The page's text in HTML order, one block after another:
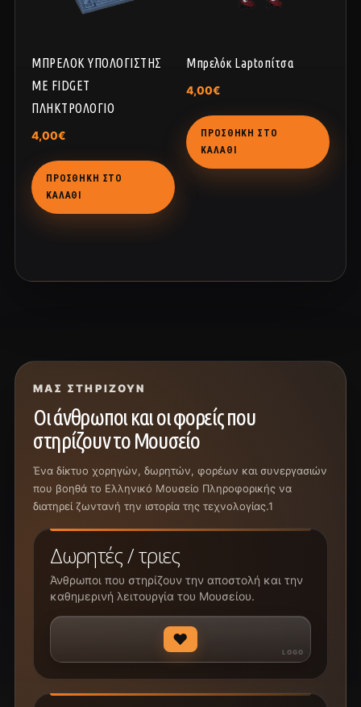
ΜΠΡΕΛΟΚ ΥΠΟΛΟΓΙΣΤΗΣ
ΜΕ FIDGET
ΠΛΗΚΤΡΟΛΟΓΙΟ
4,00€
ΠΡΟΣΘΉΚΗ ΣΤΟ
ΚΑΛΆΘΙ
Μπρελόκ Laptoπίτσα
4,00€
ΠΡΟΣΘΉΚΗ ΣΤΟ
ΚΑΛΆΘΙ
ΜΑΣ ΣΤΗΡΊΖΟΥΝ
Οι άνθρωποι και οι φορείς που
στηρίζουν το Μουσείο
Ένα δίκτυο χορηγών, δωρητών, φορέων και συνεργασιών
που βοηθά το Ελληνικό Μουσείο Πληροφορικής να
διατηρεί ζωντανή την ιστορία της τεχνολογίας.1
Δωρητές / τριες
Άνθρωποι που στηρίζουν την αποστολή και την
καθημερινή λειτουργία του Μουσείου.
♥